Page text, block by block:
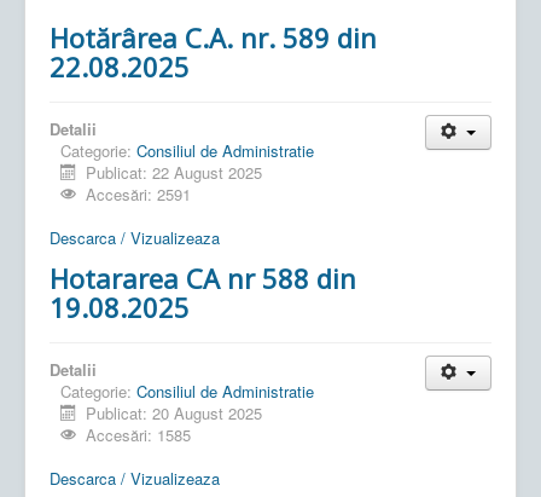
Hotărârea C.A. nr. 589 din
22.08.2025
Detalii
Categorie: Consiliul de Administratie
Publicat: 22 August 2025
Accesări: 2591
Descarca / Vizualizeaza
Hotararea CA nr 588 din
19.08.2025
Detalii
Categorie: Consiliul de Administratie
Publicat: 20 August 2025
Accesări: 1585
Descarca / Vizualizeaza